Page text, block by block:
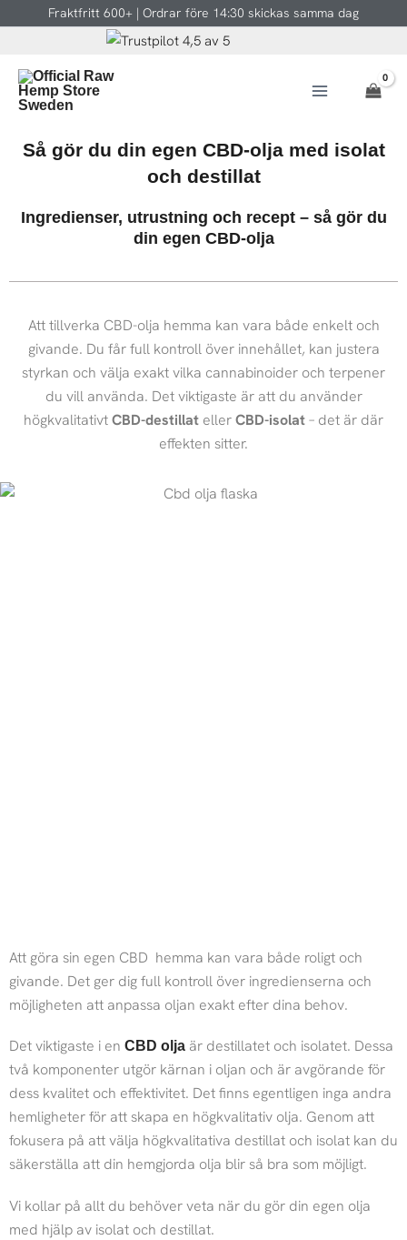
Fraktfritt 600+ | Ordrar före 14:30 skickas samma dag
Så gör du din egen CBD-olja med isolat
och destillat
Ingredienser, utrustning och recept – så gör du
din egen CBD-olja
Att tillverka CBD-olja hemma kan vara både enkelt och
givande. Du får full kontroll över innehållet, kan justera
styrkan och välja exakt vilka cannabinoider och terpener
du vill använda. Det viktigaste är att du använder
högkvalitativtCBD-destillat ellerCBD-isolat– det är där
effekten sitter.
Att göra sin egen CBD hemma kan vara både roligt och
givande. Det ger dig full kontroll över ingredienserna och
möjligheten att anpassa oljan exakt efter dina behov.
Det viktigaste i en CBD olja är destillatet och isolatet. Dessa
två komponenter utgör kärnan i oljan och är avgörande för
dess kvalitet och effektivitet. Det finns egentligen inga andra
hemligheter för att skapa en högkvalitativ olja. Genom att
fokusera på att välja högkvalitativa destillat och isolat kan du
säkerställa att din hemgjorda olja blir så bra som möjligt.
Vi kollar på allt du behöver veta när du gör din egen olja
med hjälp av isolat och destillat.